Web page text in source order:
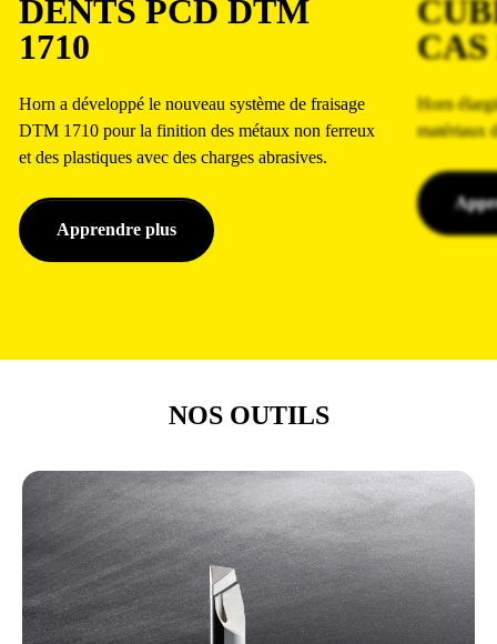
DENTS PCD DTM
1710
Horn a développé le nouveau système de fraisage
DTM 1710 pour la finition des métaux non ferreux
et des plastiques avec des charges abrasives.
Apprendre plus
Horn
matériaux
NOS OUTILS